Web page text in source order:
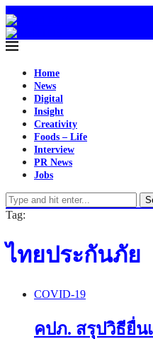
Home
News
Digital
Insight
Creativity
Foods – Life
Interview
PR News
Jobs
Tag:
ไทยประกันภัย
COVID-19
คปภ. สรุปวิธียื่น